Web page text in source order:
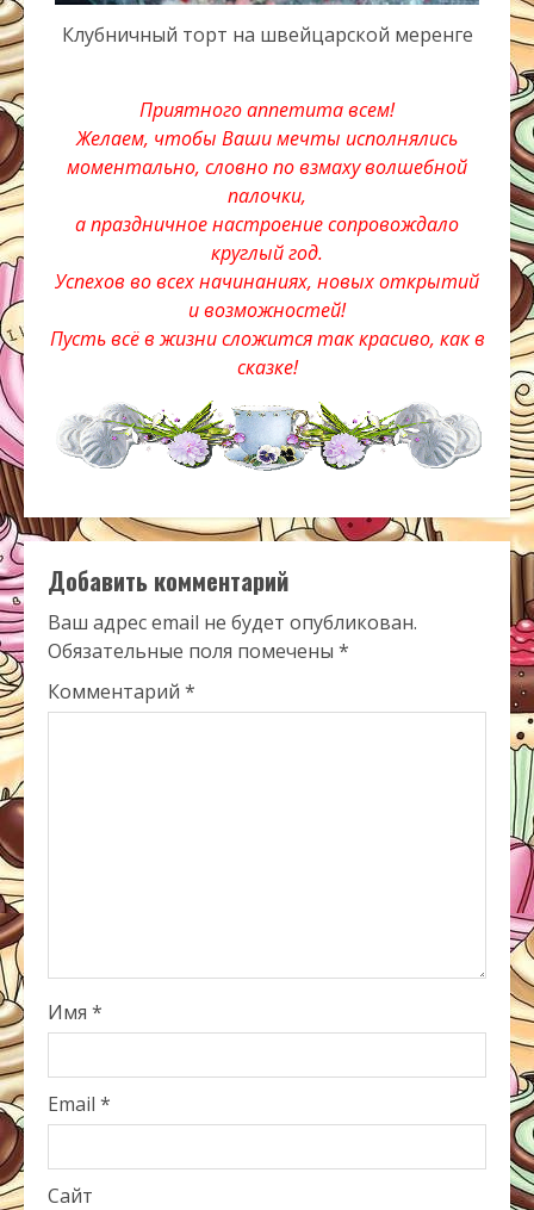
Клубничный торт на швейцарской меренге
Приятного аппетита всем!
Желаем, чтобы Ваши мечты исполнялись
моментально, словно по взмаху волшебной
палочки,
а праздничное настроение сопровождало
круглый год.
Успехов во всех начинаниях, новых открытий
и возможностей!
Пусть всё в жизни сложится так красиво, как в
сказке!
Добавить комментарий
Ваш адрес email не будет опубликован.
Обязательные поля помечены *
Комментарий *
Имя *
Email *
Сайт